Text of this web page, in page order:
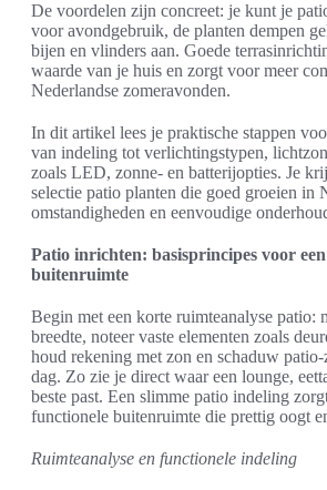
De voordelen zijn concreet: je kunt je
voor avondgebruik, de planten dempen
bijen en vlinders aan. Goede
waarde van je huis en zorgt voor meer
Nederlandse zomeravonden.
In dit artikel lees je praktische stappen
van indeling tot verlichtingstypen,
zoals LED, zonne- en batterijopties. Je
selectie patio planten die goed groeien in
omstandigheden en eenvoudige
Patio inrichten: basisprincipes voor een
buitenruimte
Begin met een korte ruimteanalyse patio:
breedte, noteer vaste elementen zoals
houd rekening met zon en schaduw patio-
dag. Zo zie je direct waar een lounge,
beste past. Een slimme patio indeling
functionele buitenruimte die prettig oogt
Ruimteanalyse en functionele indeling